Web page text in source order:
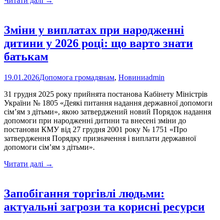
допомоги
дітям
Новокаховської
громади
за
обласного
Зміни у виплатах при народженні
дитини у 2026 році: що варто знати
батькам
19.01.2026Допомога громадянам, Новиниadmin
31 грудня 2025 року прийнята постанова Кабінету Міністрів
України № 1805 «Деякі питання надання державної допомоги
сім’ям з дітьми», якою затверджений новий Порядок надання
допомоги при народженні дитини та внесені зміни до
постанови КМУ від 27 грудня 2001 року № 1751 «Про
затвердження Порядку призначення і виплати державної
допомоги сім’ям з дітьми».
Читати далі Зміни
народженні
дитини
→
Запобігання торгівлі людьми:
актуальні загрози та корисні ресурси